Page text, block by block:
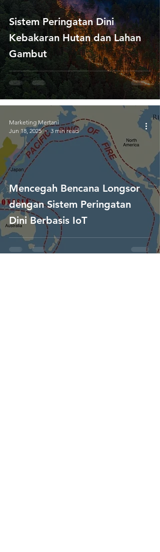
Sistem Peringatan Dini
Kebakaran Hutan dan Lahan
Gambut
Mencegah Bencana Longsor
dengan Sistem Peringatan
Dini Berbasis IoT
Marketing Mertani
Jun 18, 2025
3 min read